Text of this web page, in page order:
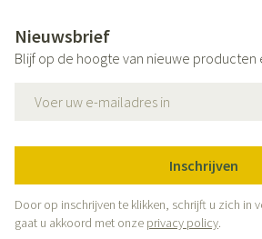
Nieuwsbrief
Blijf op de hoogte van nieuwe producten
Inschrijven
Door op inschrijven te klikken, schrijft u zich in
gaat u akkoord met onze privacy policy.